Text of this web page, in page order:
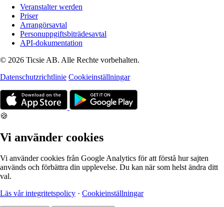
Veranstalter werden
Priser
Arrangörsavtal
Personuppgiftsbiträdesavtal
API-dokumentation
© 2026 Ticsie AB. Alle Rechte vorbehalten.
Datenschutzrichtlinie Cookieinställningar
🍪
Vi använder cookies
Vi använder cookies från Google Analytics för att förstå hur sajten
används och förbättra din upplevelse. Du kan när som helst ändra ditt
val.
Läs vår integritetspolicy · Cookieinställningar